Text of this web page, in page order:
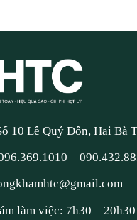
10 Lê Quý Đôn, Hai Bà
–
làm việc: 7h30 –